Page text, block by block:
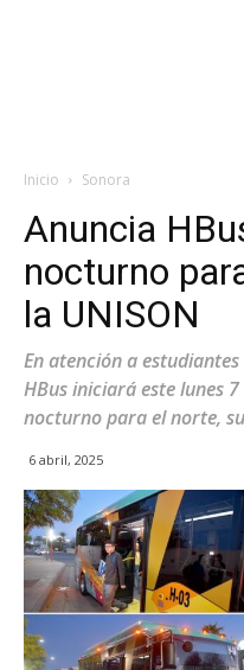
Inicio Sonora
Anuncia
nocturno
la UNISON
En atención a
HBus iniciará este lunes
nocturno para el norte,
6 abril, 2025